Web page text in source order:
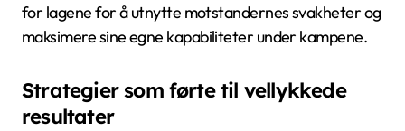
for lagene for å utnytte motstandernes svakheter og
maksimere sine egne kapabiliteter under kampene.
Strategier som førte til vellykkede
resultater